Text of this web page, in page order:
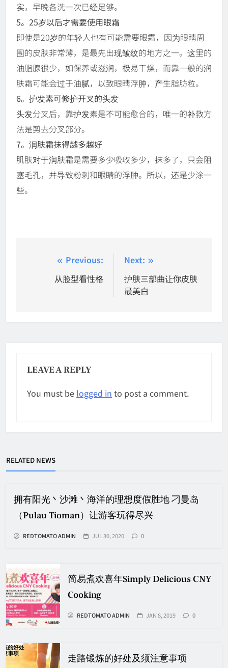
实，早晚各洗一次已经足够。
5。25岁以后才需要使用眼霜
即使是20岁的年轻人也有可能需要眼霜，因为眼睛周
围的皮肤非常薄，是最先出现皱纹的地方之一。这里的
油脂腺很少，如保养或滋润，极易干燥，而靠一般的润
肤霜可能会过于油腻，以致眼睛浮肿，产生脂肪粒。
6。护发素可修护开叉的头发
头发分叉后，靠护发素是不可能愈合的，唯一的补救方
法是剪去分叉部分。
7。润肤霜抹得越多越好
肌肤对于润肤霜是需要多少吸收多少，抹多了，只会阻
塞毛孔，并导致粉刺和眼睛的浮肿。所以，还是少涂一
些。
navigation
Previous:
从脸型看性格
Next:
护肤三部曲让你皮肤
最美白
LEAVE A REPLY
You must be logged in to post a comment.
RELATED NEWS
拥有阳光丶沙滩丶海洋的理想度假胜地 刁曼岛
（Pulau Tioman）让游客玩得尽兴
REDTOMATO ADMIN JUL 30, 2020 0
简易煮欢喜年Simply Delicious CNY
Cooking
REDTOMATO ADMIN JAN 8, 2019 0
走路锻炼的好处及须注意事项